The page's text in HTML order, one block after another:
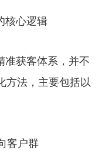
核心逻辑
获客体系，并不
方法，主要包括以
客户群